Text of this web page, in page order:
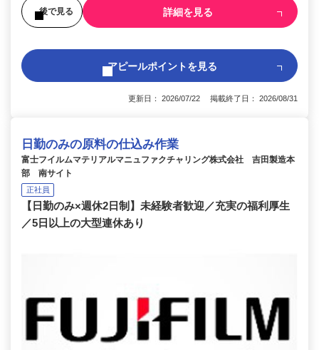
後で見る 詳細を見る
アピールポイントを見る
更新日： 2026/07/22 掲載終了日： 2026/08/31
日勤のみの原料の仕込み作業
富士フイルムマテリアルマニュファクチャリング株式会社 吉田製造本
部 南サイト
正社員
【日勤のみ×週休2日制】未経験者歓迎／充実の福利厚生
／5日以上の大型連休あり